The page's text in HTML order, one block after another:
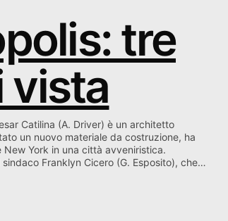
tre
vista
Catilina (A. Driver) è un architetto
un nuovo materiale da costruzione, ha
New York in una città avveniristica.
Franklyn Cicero (G. Esposito), che…